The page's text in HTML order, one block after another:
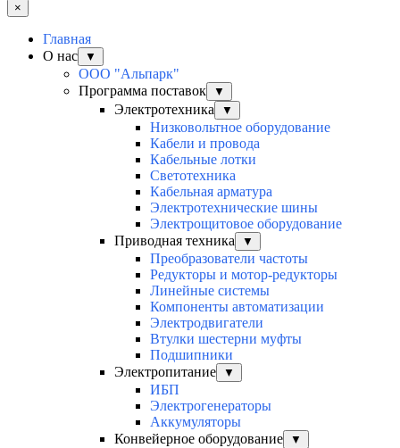
×
Главная
О нас
▼
ООО "Альпарк"
Программа поставок
▼
Электротехника ▼
Низковольтное оборудование
Кабели и провода
Кабельные лотки
Светотехника
Кабельная арматура
Электротехнические шины
Электрощитовое оборудование
Приводная техника
▼
Преобразователи частоты
Редукторы и мотор-редукторы
Линейные системы
Компоненты автоматизации
Электродвигатели
Втулки шестерни муфты
Подшипники
Электропитание
▼
ИБП
Электрогенераторы
Аккумуляторы
Конвейерное оборудование
▼